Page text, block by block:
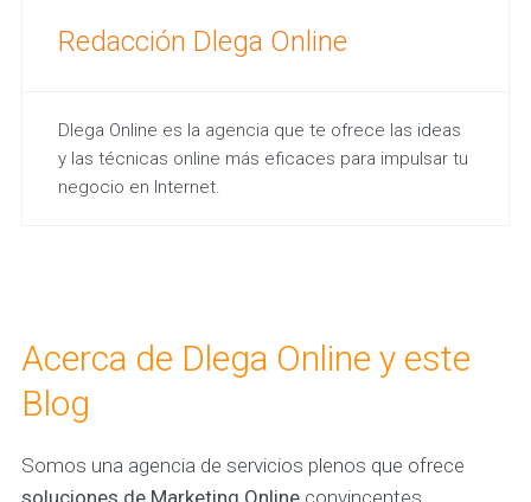
Redacción Dlega Online
Dlega Online es la agencia que te ofrece las ideas
y las técnicas online más eficaces para impulsar tu
negocio en Internet.
Acerca de Dlega Online y este
Blog
Somos una agencia de servicios plenos que ofrece